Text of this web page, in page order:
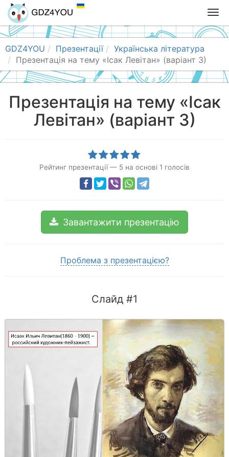
T
o
g
e
n
v
GDZ4YOU Презентації
Українська література
Презентація на тему «Ісак Левітан» (варіант 3)
Презентація на тему «Ісак
Левітан» (варіант 3)
Рейтинг презентації — 5 на основі 1 голосів
Завантажити презентацію
Проблема з презентацією?
Слайд #1